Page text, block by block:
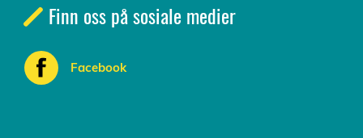
Finn oss på sosiale medier
Facebook